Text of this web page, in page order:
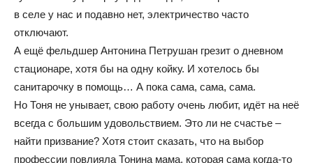
в селе у нас и подавно нет, электричество часто
отключают.
А ещё фельдшер Антонина Петрушан грезит о дневном
стационаре, хотя бы на одну койку. И хотелось бы
санитарочку в помощь… А пока сама, сама, сама.
Но Тоня не унывает, свою работу очень любит, идёт на неё
всегда с большим удовольствием. Это ли не счастье –
найти призвание? Хотя стоит сказать, что на выбор
профессии повлияла Тонина мама, которая сама когда-то